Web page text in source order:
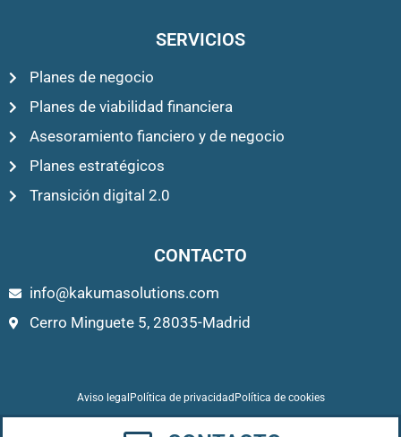
SERVICIOS
Planes de negocio
Planes de viabilidad financiera
Asesoramiento fianciero y de negocio
Planes estratégicos
Transición digital 2.0
CONTACTO
info@kakumasolutions.com
Cerro Minguete 5, 28035-Madrid
Aviso legal Política de privacidad Política de cookies